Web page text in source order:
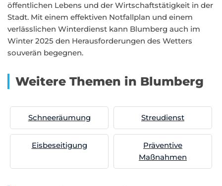
öffentlichen Lebens und der Wirtschaftstätigkeit in der
Stadt. Mit einem effektiven Notfallplan und einem
verlässlichen Winterdienst kann Blumberg auch im
Winter 2025 den Herausforderungen des Wetters
souverän begegnen.
Weitere Themen in Blumberg
Schneeräumung Streudienst
Eisbeseitigung
Präventive
Maßnahmen